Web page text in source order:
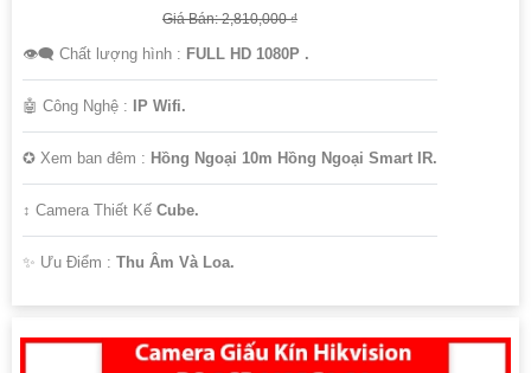
Giá Bán: 2,810,000 ₫
👁️‍🗨 Chất lượng hình : FULL HD 1080P .
🤖️ Công Nghệ : IP Wifi.
✪ Xem ban đêm : Hồng Ngoại 10m Hồng Ngoại Smart IR.
↕️ Camera Thiết Kế Cube.
️✨ Ưu Điểm : Thu Âm Và Loa.